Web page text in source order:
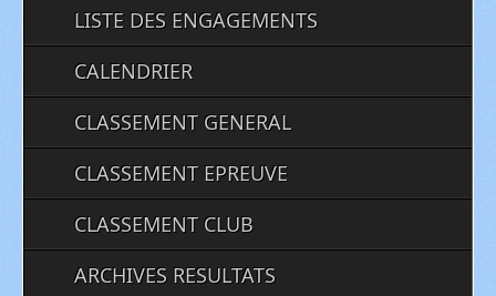
LISTE DES ENGAGEMENTS
CALENDRIER
CLASSEMENT GENERAL
CLASSEMENT EPREUVE
CLASSEMENT CLUB
ARCHIVES RESULTATS